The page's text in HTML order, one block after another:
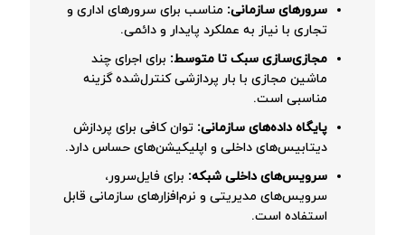
سرورهای سازمانی: مناسب برای سرورهای اداری و
تجاری با نیاز به عملکرد پایدار و دائمی.
مجازی‌سازی سبک تا متوسط: برای اجرای چند
ماشین مجازی با بار پردازشی کنترل‌شده گزینه
مناسبی است.
پایگاه داده‌های سازمانی: توان کافی برای پردازش
دیتابیس‌های داخلی و اپلیکیشن‌های حساس دارد.
سرویس‌های داخلی شبکه: برای فایل‌سرور،
سرویس‌های مدیریتی و نرم‌افزارهای سازمانی قابل
استفاده است.